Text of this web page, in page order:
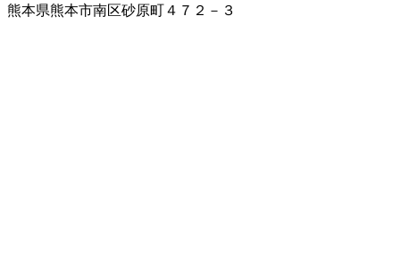
熊本県熊本市南区砂原町４７２－３